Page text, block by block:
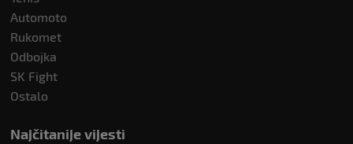
Automoto
Rukomet
Odbojka
SK Fight
Ostalo
Najčitanije vijesti